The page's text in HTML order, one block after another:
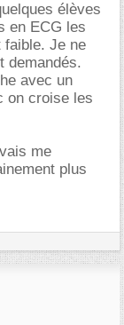
élèves
en ECG les
faible. Je ne
demandés.
avec un
on croise les
me
plus